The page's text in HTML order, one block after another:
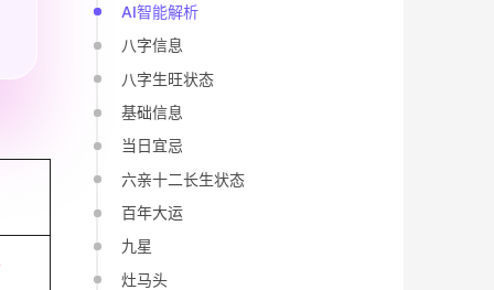
AI智能解析
八字信息
八字生旺状态
基础信息
当日宜忌
六亲十二长生状态
百年大运
九星
灶马头